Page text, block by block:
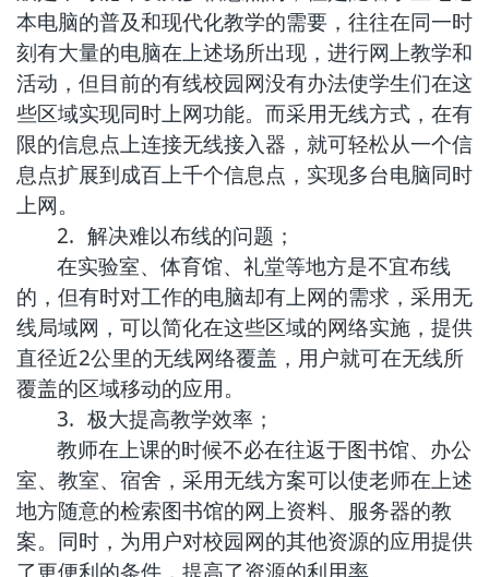
本电脑的普及和现代化教学的需要，往往在同一时
刻有大量的电脑在上述场所出现，进行网上教学和
活动，但目前的有线校园网没有办法使学生们在这
些区域实现同时上网功能。而采用无线方式，在有
限的信息点上连接无线接入器，就可轻松从一个信
息点扩展到成百上千个信息点，实现多台电脑同时
上网。
2. 解决难以布线的问题；
在实验室、体育馆、礼堂等地方是不宜布线
的，但有时对工作的电脑却有上网的需求，采用无
线局域网，可以简化在这些区域的网络实施，提供
直径近2公里的无线网络覆盖，用户就可在无线所
覆盖的区域移动的应用。
3. 极大提高教学效率；
教师在上课的时候不必在往返于图书馆、办公
室、教室、宿舍，采用无线方案可以使老师在上述
地方随意的检索图书馆的网上资料、服务器的教
案。同时，为用户对校园网的其他资源的应用提供